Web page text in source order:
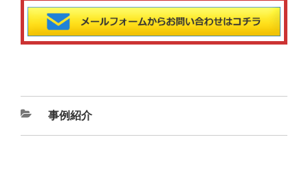
カ
テ
事例紹介